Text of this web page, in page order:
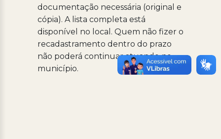
documentação necessária (original e
cópia). A lista completa está
disponível no local. Quem não fizer o
recadastramento dentro do prazo
não poderá continuar atuando no
município.